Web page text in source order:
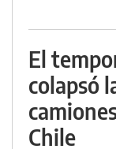
El
colapsó
Chile